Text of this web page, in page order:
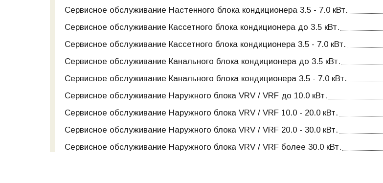
Сервисное обслуживание Настенного блока кондиционера 3.5 - 7.0 кВт.
Сервисное обслуживание Кассетного блока кондиционера до 3.5 кВт.
Сервисное обслуживание Кассетного блока кондиционера 3.5 - 7.0 кВт.
Сервисное обслуживание Канального блока кондиционера до 3.5 кВт.
Сервисное обслуживание Канального блока кондиционера 3.5 - 7.0 кВт.
Сервисное обслуживание Наружного блока VRV / VRF до 10.0 кВт.
Сервисное обслуживание Наружного блока VRV / VRF 10.0 - 20.0 кВт.
Сервисное обслуживание Наружного блока VRV / VRF 20.0 - 30.0 кВт.
Сервисное обслуживание Наружного блока VRV / VRF более 30.0 кВт.